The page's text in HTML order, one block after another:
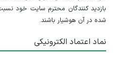
بازدید کنندگان محترم سایت خود
شده در آن هوشیار باشند.
نماد اعتماد الکترونیکی